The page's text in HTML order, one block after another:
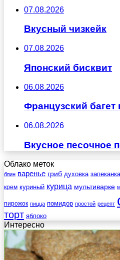
07.08.2026
Вкусный чизкейк
07.08.2026
Японский бисквит
06.08.2026
Французский багет
06.08.2026
Вкусное песочное
Облако меток
блин варенье гриб духовка запеканка
крем куриный курица мультиварке
пирожок пицца помидор простой рецепт
торт яблоко
Интересно